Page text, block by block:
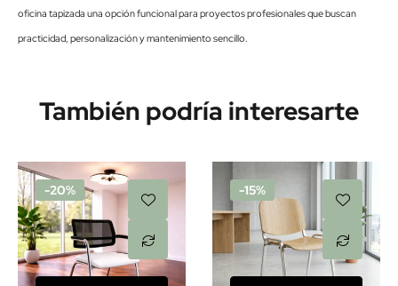
oficina tapizada una opción funcional para proyectos profesionales que buscan
practicidad, personalización y mantenimiento sencillo.
También podría interesarte
-20% -15%